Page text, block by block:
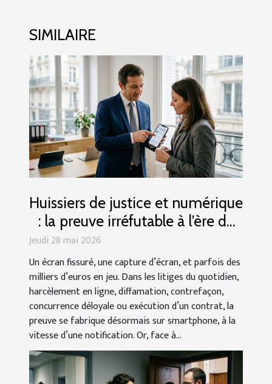
SIMILAIRE
Huissiers de justice et numérique
: la preuve irréfutable à l’ère du
smartphone
Jeudi 28 mai 2026
Un écran fissuré, une capture d’écran, et parfois des
milliers d’euros en jeu. Dans les litiges du quotidien,
harcèlement en ligne, diffamation, contrefaçon,
concurrence déloyale ou exécution d’un contrat, la
preuve se fabrique désormais sur smartphone, à la
vitesse d’une notification. Or, face à...